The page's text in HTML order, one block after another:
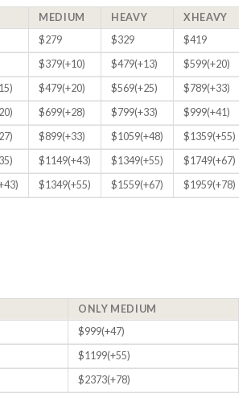
MEDIUM HEAVY
XHEAVY
$279 $329
$419
$379(+10) $479(+13)
$599(+20)
$479(+20) $569(+25)
$789(+33)
$699(+28) $799(+33)
$999(+41)
$899(+33) $1059(+48)
$1359(+55)
$1149(+43) $1349(+55)
$1749(+67)
$1349(+55) $1559(+67) $1959(+78)
ONLY MEDIUM
$999(+47)
$1199(+55)
$2373(+78)